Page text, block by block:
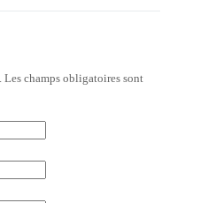
Les champs obligatoires sont